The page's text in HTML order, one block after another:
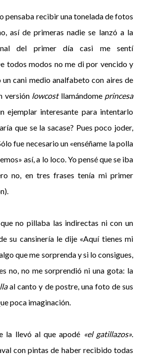
pensaba recibir una tonelada de fotos
así de primeras nadie se lanzó a la
del primer día casi me sentí
todos modos no me di por vencido y
un cani medio analfabeto con aires de
versión lowcostllamándome princesa
ejemplar interesante para intentarlo
que se la sacase? Pues poco joder,
fue necesario un «enséñame la polla
así, a lo loco. Yo pensé que se iba
no, en tres frases tenía mi primer
no pillaba las indirectas ni con un
su cansinería le dije «Aquí tienes mi
que me sorprenda y si lo consigues,
no, no me sorprendió ni una gota: la
al canto y de postre, una foto de sus
poca imaginación.
la llevó al que apodé «el gatillazos».
con pintas de haber recibido todas